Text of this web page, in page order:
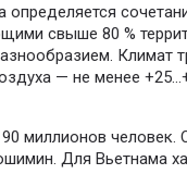
свыше 80 %
Климат
— не менее
миллионов
Для Вьетнама